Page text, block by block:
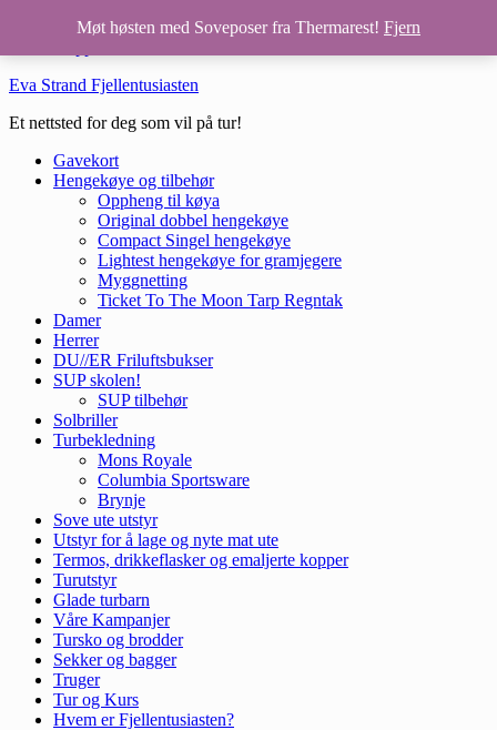
Hopp til hovedinnhold
Eva Strand Fjellentusiasten
Et nettsted for deg som vil på tur!
Gavekort
Hengekøye og tilbehør
Oppheng til køya
Original dobbel hengekøye
Compact Singel hengekøye
Lightest hengekøye for gramjegere
Myggnetting
Ticket To The Moon Tarp Regntak
Damer
Herrer
DU//ER Friluftsbukser
SUP skolen!
SUP tilbehør
Solbriller
Turbekledning
Mons Royale
Columbia Sportsware
Brynje
Sove ute utstyr
Utstyr for å lage og nyte mat ute
Termos, drikkeflasker og emaljerte kopper
Turutstyr
Glade turbarn
Våre Kampanjer
Tursko og brodder
Sekker og bagger
Truger
Tur og Kurs
Hvem er Fjellentusiasten?
Møt høsten med Soveposer fra Thermarest! Fjern